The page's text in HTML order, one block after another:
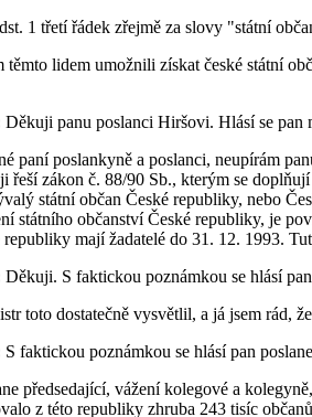
1 třetí řádek zřejmě za slovy "státní
lidem umožnili získat české státní
Děkuji panu poslanci Hiršovi. Hlásí se pan
paní poslankyně a poslanci, neupírám
řeší zákon č. 88/90 Sb., kterým se
státní občan České republiky, nebo
státního občanství České republiky, je
republiky mají žadatelé do 31. 12. 1993.
Děkuji. S faktickou poznámkou se hlásí
toto dostatečně vysvětlil, a já jsem rád,
S faktickou poznámkou se hlásí pan
předsedající, vážení kolegové a
z této republiky zhruba 243 tisíc